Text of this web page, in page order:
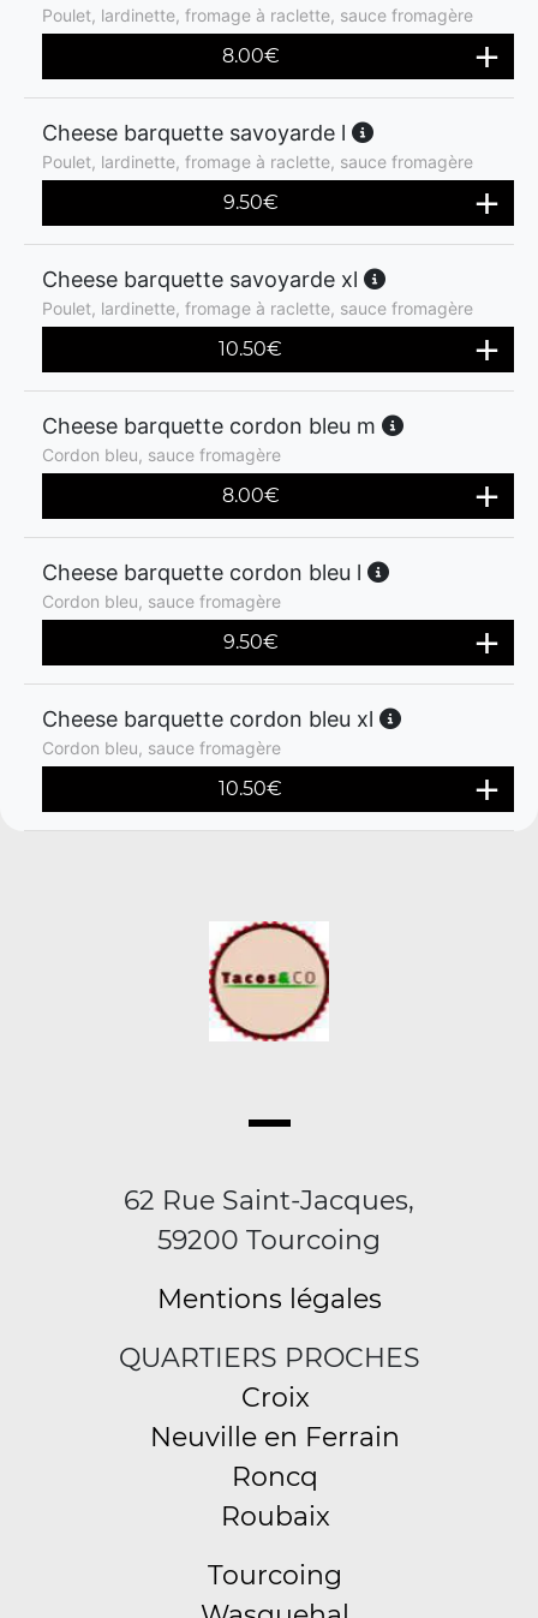
Poulet, lardinette, fromage à raclette, sauce fromagère
8.00€
Cheese barquette savoyarde l
Poulet, lardinette, fromage à raclette, sauce fromagère
9.50€
Cheese barquette savoyarde xl
Poulet, lardinette, fromage à raclette, sauce fromagère
10.50€
Cheese barquette cordon bleu m
Cordon bleu, sauce fromagère
8.00€
Cheese barquette cordon bleu l
Cordon bleu, sauce fromagère
9.50€
Cheese barquette cordon bleu xl
Cordon bleu, sauce fromagère
10.50€
62 Rue Saint-Jacques,
59200 Tourcoing
Mentions légales
QUARTIERS PROCHES
Croix
Neuville en Ferrain
Roncq
Roubaix
Tourcoing